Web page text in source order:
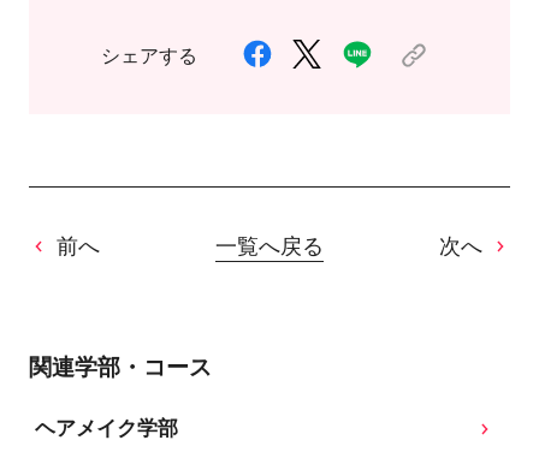
シェアする
前へ 一覧へ戻る 次へ
関連学部・コース
ヘアメイク学部